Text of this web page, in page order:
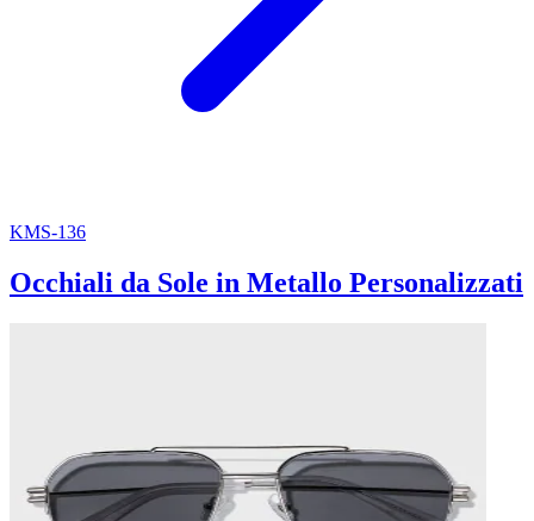
KMS-136
Occhiali da Sole in Metallo Personalizzati